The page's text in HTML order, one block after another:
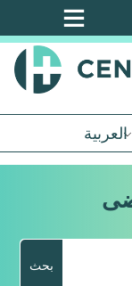
العربية
بحث